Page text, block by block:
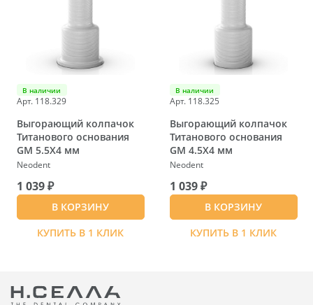
В наличии
Арт. 118.329
Выгорающий колпачок
Титанового основания
GM 5.5X4 мм
Neodent
1 039 ₽
В КОРЗИНУ
КУПИТЬ В 1 КЛИК
В наличии
Арт. 118.325
Выгорающий колпачок
Титанового основания
GM 4.5X4 мм
Neodent
1 039 ₽
В КОРЗИНУ
КУПИТЬ В 1 КЛИК